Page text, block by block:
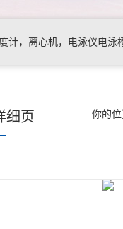
计，离心机，电泳仪电泳
你的
细页